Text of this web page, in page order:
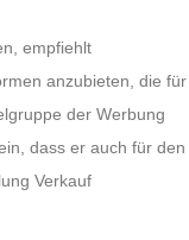
empfiehlt
anzubieten, die für
der Werbung
dass er auch für den
Verkauf